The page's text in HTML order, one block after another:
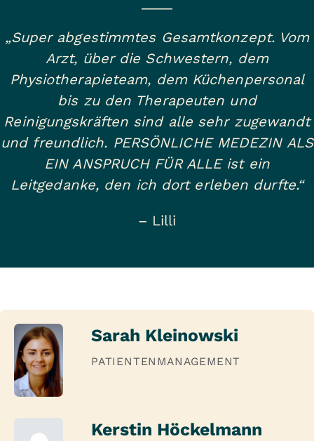
„Super abgestimmtes Gesamtkonzept. Vom
Arzt, über die Schwestern, dem
Physiotherapieteam, dem Küchenpersonal
bis zu den Therapeuten und
Reinigungskräften sind alle sehr zugewandt
und freundlich. PERSÖNLICHE MEDEZIN ALS
EIN ANSPRUCH FÜR ALLE ist ein
Leitgedanke, den ich dort erleben durfte.“
– Lilli
Sarah Kleinowski
PATIENTENMANAGEMENT
Kerstin Höckelmann